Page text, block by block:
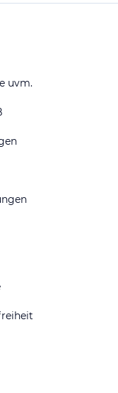
uvm.